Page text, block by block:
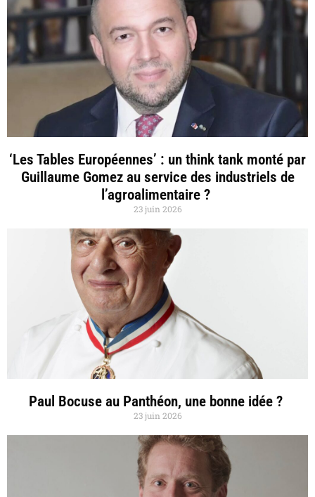
‘Les Tables Européennes’ : un think tank monté par
Guillaume Gomez au service des industriels de
l’agroalimentaire ?
23 juin 2026
Paul Bocuse au Panthéon, une bonne idée ?
23 juin 2026